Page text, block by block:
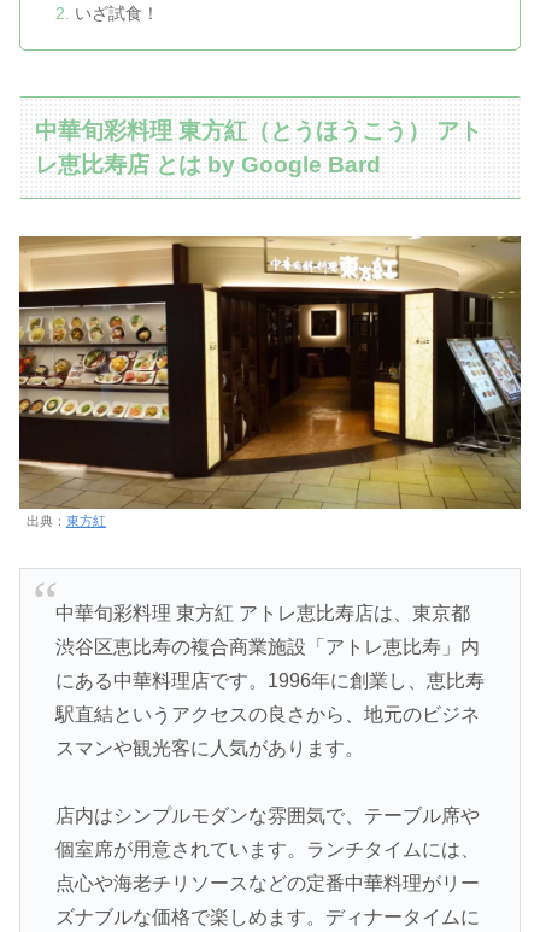
いざ試食！
中華旬彩料理 東方紅（とうほうこう） アト
レ恵比寿店 とは by Google Bard
出典： 東方紅
中華旬彩料理 東方紅 アトレ恵比寿店は、東京都
渋谷区恵比寿の複合商業施設「アトレ恵比寿」内
にある中華料理店です。1996年に創業し、恵比寿
駅直結というアクセスの良さから、地元のビジネ
スマンや観光客に人気があります。
店内はシンプルモダンな雰囲気で、テーブル席や
個室席が用意されています。ランチタイムには、
点心や海老チリソースなどの定番中華料理がリー
ズナブルな価格で楽しめます。ディナータイムに